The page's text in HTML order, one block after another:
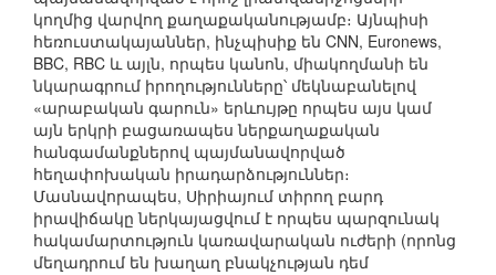
կողմից վարվող քաղաքականությամբ։ Այնպիսի
հեռուստակայաններ, ինչպիսիք են CNN, Euronews,
BBC, RBC և այլն, որպես կանոն, միակողմանի են
նկարագրում իրողությունները՝ մեկնաբանելով
«արաբական գարուն» երևույթը որպես այս կամ
այն երկրի բացառապես ներքաղաքական
հանգամանքներով պայմանավորված
հեղափոխական իրադարձություններ։
Մասնավորապես, Սիրիայում տիրող բարդ
իրավիճակը ներկայացվում է որպես պարզունակ
հակամարտություն կառավարական ուժերի (որոնց
մեղադրում են խաղաղ բնակչության դեմ